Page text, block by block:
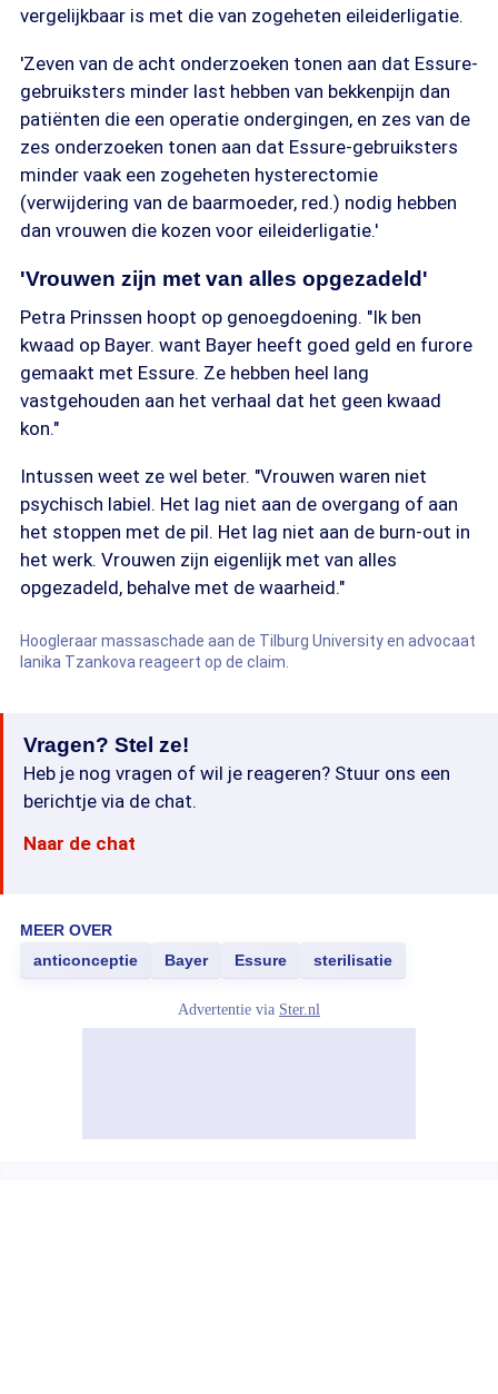
vergelijkbaar is met die van zogeheten eileiderligatie.
'Zeven van de acht onderzoeken tonen aan dat Essure-
gebruiksters minder last hebben van bekkenpijn dan
patiënten die een operatie ondergingen, en zes van de
zes onderzoeken tonen aan dat Essure-gebruiksters
minder vaak een zogeheten hysterectomie
(verwijdering van de baarmoeder, red.) nodig hebben
dan vrouwen die kozen voor eileiderligatie.'
'Vrouwen zijn met van alles opgezadeld'
Petra Prinssen hoopt op genoegdoening. "Ik ben
kwaad op Bayer. want Bayer heeft goed geld en furore
gemaakt met Essure. Ze hebben heel lang
vastgehouden aan het verhaal dat het geen kwaad
kon."
Intussen weet ze wel beter. "Vrouwen waren niet
psychisch labiel. Het lag niet aan de overgang of aan
het stoppen met de pil. Het lag niet aan de burn-out in
het werk. Vrouwen zijn eigenlijk met van alles
opgezadeld, behalve met de waarheid."
Hoogleraar massaschade aan de Tilburg University en advocaat
Ianika Tzankova reageert op de claim.
Vragen? Stel ze!
Heb je nog vragen of wil je reageren? Stuur ons een
berichtje via de chat.
Naar de chat
MEER OVER
anticonceptie
Bayer Essure sterilisatie
Advertentie via Ster.nl